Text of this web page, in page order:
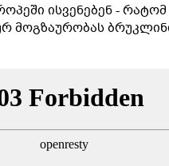
ისვენებენ -
მოგზაურობას